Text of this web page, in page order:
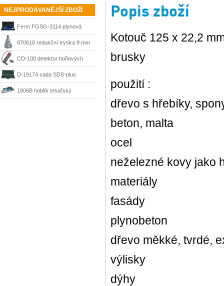
NEJPRODÁVANĚJŠÍ ZBOŽÍ
Ferm FGSG-3114 plynová
pájka SGM1006
070618 redukční tryska 9 mm
Steinel
CD-100 detektor hořlavých
plynů Ridgid 36163
D-19174 sada SDS-plus
sekáče a vrtáky Makita
1806B hoblík tesařský
Popis zboží
Kotouč 125 x 22,2
brusky
použití :
dřevo s hřebíky,
beton, malta
ocel
neželezné kovy jako
materiály
fasády
plynobeton
dřevo měkké, tvrdé,
výlisky
dýhy